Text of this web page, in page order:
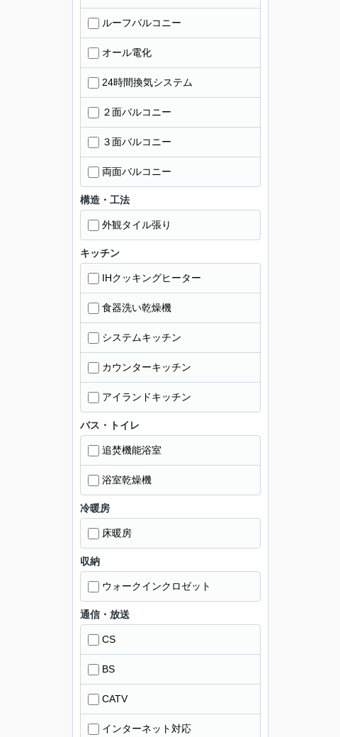
ルーフバルコニー
オール電化
24時間換気システム
２面バルコニー
３面バルコニー
両面バルコニー
構造・工法
外観タイル張り
キッチン
IHクッキングヒーター
食器洗い乾燥機
システムキッチン
カウンターキッチン
アイランドキッチン
バス・トイレ
追焚機能浴室
浴室乾燥機
冷暖房
床暖房
収納
ウォークインクロゼット
通信・放送
CS
BS
CATV
インターネット対応